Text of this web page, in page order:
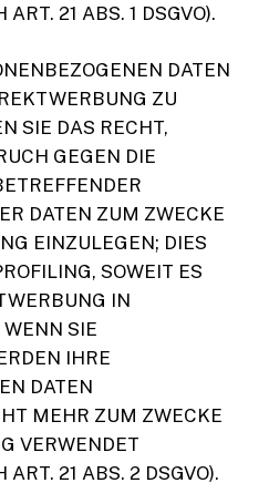
21 ABS. 1 DSGVO).
DATEN
ZU
SIE DAS RECHT,
GEGEN DIE
DATEN ZUM ZWECKE
EINZULEGEN; DIES
SOWEIT ES
IN
SIE
IHRE
DATEN
MEHR ZUM ZWECKE
VERWENDET
ART. 21 ABS. 2 DSGVO).